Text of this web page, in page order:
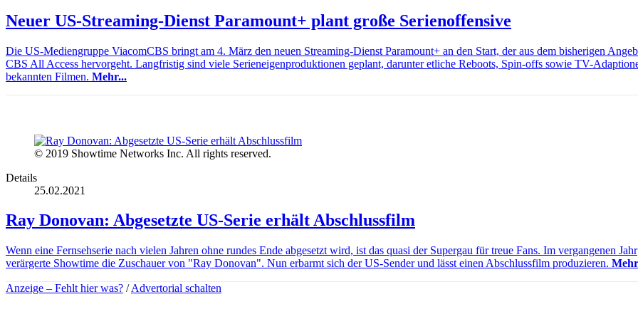
Neuer US-Streaming-Dienst Paramount+ plant große Serienoffensive
Die US-Mediengruppe ViacomCBS bringt am 4. März den neuen Streaming-Dienst Paramount+ an den Start, der aus dem bisherigen
CBS All Access hervorgeht. Langfristig sind viele Serieneigenproduktionen geplant, darunter etliche Reboots, Spin-offs sowie TV-
bekannten Filmen. Mehr...
© 2019 Showtime Networks Inc. All rights reserved.
Details
25.02.2021
Ray Donovan: Abgesetzte US-Serie erhält Abschlussfilm
Wenn eine Fernsehserie nach vielen Jahren ohne rundes Ende abgesetzt wird, ist das quasi der Supergau für treue Fans. Im vergangenen Jahr
verärgerte Showtime die Zuschauer von "Ray Donovan". Nun erbarmt sich der US-Sender und lässt einen Abschlussfilm produzieren.
Anzeige – Fehlt hier was? /Advertorial schalten